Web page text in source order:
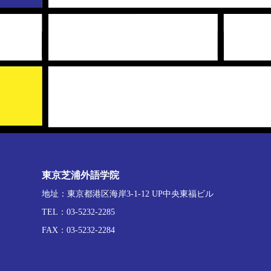
東京芝浦外語学院
地址：東京都港区海岸3-1-12 UP中央東福ビル
TEL：03-5232-2285
FAX：03-5232-2284